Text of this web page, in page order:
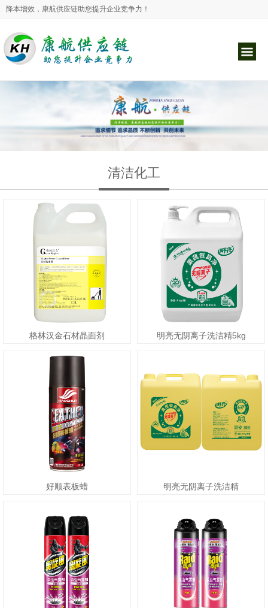
降本增效，康航供应链助您提升企业竞争力！
清洁化工
格林汉金石材晶面剂 明亮无阴离子洗洁精5kg
好顺表板蜡 明亮无阴离子洗洁精